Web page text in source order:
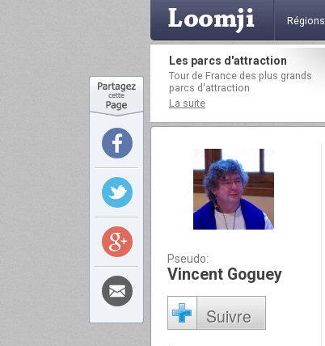
Régions
Les parcs d'attraction
Tour de France des plus grands
parcs d'attraction
La suite
Pseudo:
Vincent Goguey
Suivre